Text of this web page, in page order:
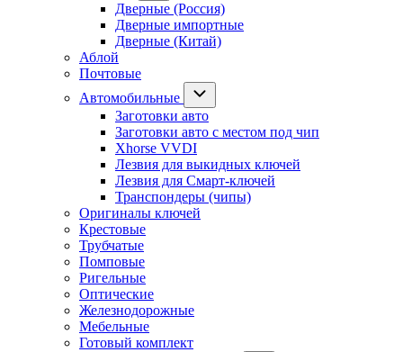
Дверные (Россия)
Дверные импортные
Дверные (Китай)
Аблой
Почтовые
Автомобильные
Заготовки авто
Заготовки авто с местом под чип
Xhorse VVDI
Лезвия для выкидных ключей
Лезвия для Смарт-ключей
Транспондеры (чипы)
Оригиналы ключей
Крестовые
Трубчатые
Помповые
Ригельные
Оптические
Железнодорожные
Мебельные
Готовый комплект